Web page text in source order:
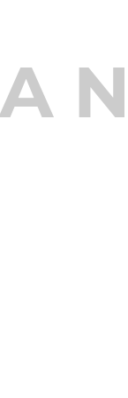
A N